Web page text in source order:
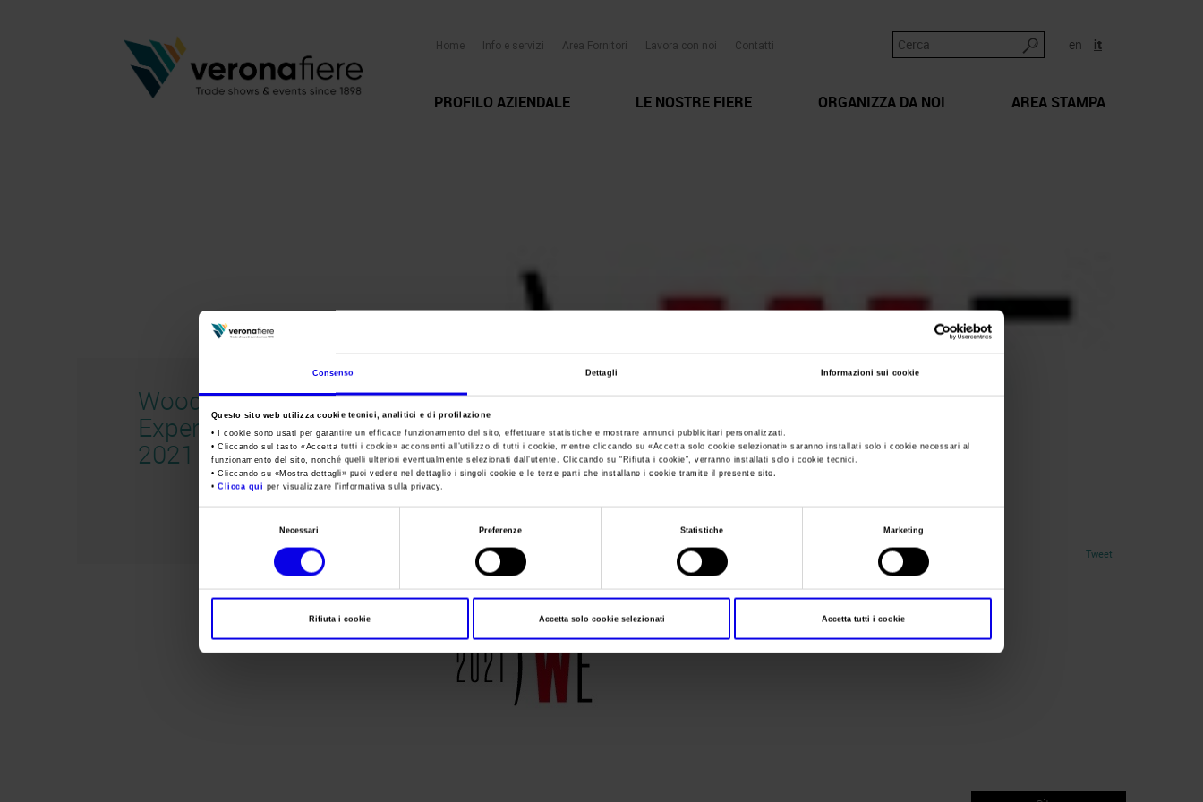
Consenso Dettagli Informazioni sui cookie
Questo sito web utilizza cookie tecnici, analitici e di profilazione
• I cookie sono usati per garantire un efficace funzionamento del sito, effettuare statistiche e mostrare annunci pubblicitari personalizzati.
• Cliccando sul tasto «Accetta tutti i cookie» acconsenti all’utilizzo di tutti i cookie, mentre cliccando su «Accetta solo cookie selezionati» saranno installati solo i cookie necessari al
funzionamento del sito, nonché quelli ulteriori eventualmente selezionati dall’utente. Cliccando su “Rifiuta i cookie”, verranno installati solo i cookie tecnici.
• Cliccando su «Mostra dettagli» puoi vedere nel dettaglio i singoli cookie e le terze parti che installano i cookie tramite il presente sito.
•Clicca qui per visualizzare l'informativa sulla privacy.
Necessari Preferenze Statistiche Marketing
Rifiuta i cookie Accetta solo cookie selezionati Accetta tutti i cookie
en it
Home Info e servizi Area Fornitori Lavora con noi Contatti
PROFILO AZIENDALE LE NOSTRE FIERE ORGANIZZA DA NOI AREA STAMPA
Wood
Experience
2021
Sei in:Wood Experience 2021>okwood-experience
okwood-experience
Tweet